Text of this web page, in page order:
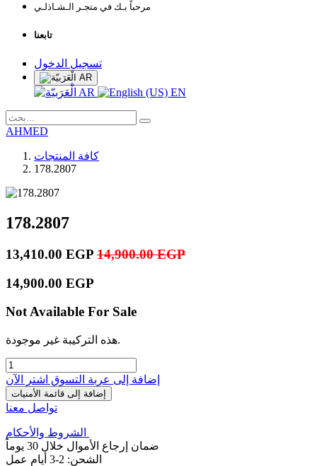
مرحباً بـك في متجـر الـشـاذلـي
تابعنا
تسجيل الدخول
AR
AR EN
AHMED
كافة المنتجات
178.2807
178.2807
13,410.00 EGP 14,900.00EGP
14,900.00 EGP
Not Available For Sale
هذه التركيبة غير موجودة.
إضافة إلى عربة التسوق اشترِ الآن
إضافة إلى قائمة الأمنيات
تواصل معنا
الشروط والأحكام
ضمان إرجاع الأموال خلال 30 يوماً
الشحن: 2-3 أيام عمل